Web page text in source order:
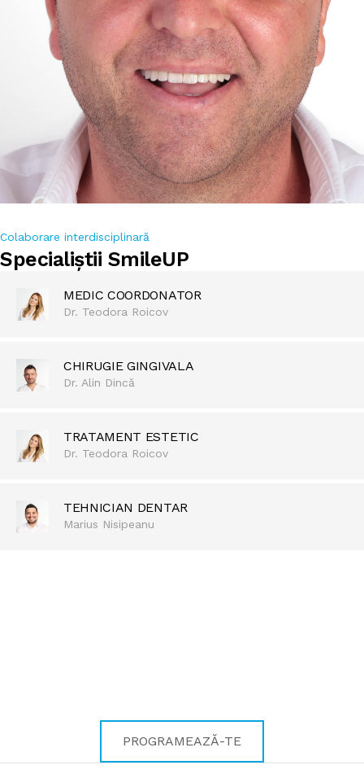
Colaborare interdisciplinară
Specialiștii SmileUP
MEDIC COORDONATOR
Dr. Teodora Roicov
CHIRUGIE GINGIVALA
Dr. Alin Dincă
TRATAMENT ESTETIC
Dr. Teodora Roicov
TEHNICIAN DENTAR
Marius Nisipeanu
PROGRAMEAZĂ-TE